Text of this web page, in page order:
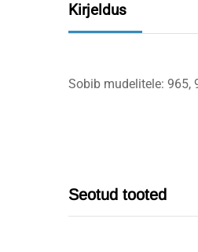
Kirjeldus
Sobib mudelitele: 965,
Seotud tooted